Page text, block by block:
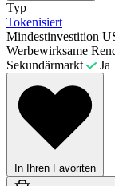
Typ
Tokenisiert
Mindestinvestition
Werbewirksame
Sekundärmarkt
Ja
In Ihren Favoriten